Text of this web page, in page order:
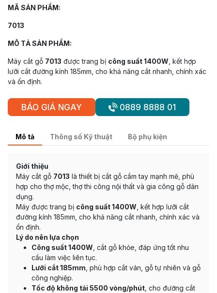
MÃ SẢN PHẨM:
7013
MÔ TẢ SẢN PHẨM:
Máy cắt gỗ 7013 được trang bị công suất 1400W , kết hợp
lưỡi cắt đường kính 185mm, cho khả năng cắt nhanh, chính xác
và ổn định.
BÁO GIÁ NGAY 0889 8888 01
Mô tả Thông số Kỹ thuật Bộ phụ kiện
Giới thiệu
Máy cắt gỗ 7013 là thiết bị cắt gỗ cầm tay mạnh mẽ, phù
hợp cho thợ mộc, thợ thi công nội thất và gia công gỗ dân
dụng.
Máy được trang bị công suất 1400W , kết hợp lưỡi cắt
đường kính 185mm, cho khả năng cắt nhanh, chính xác và
ổn định.
Lý do nên lựa chọn
Công suất 1400W , cắt gỗ khỏe, đáp ứng tốt nhu
cầu làm việc liên tục.
Lưỡi cắt 185mm , phù hợp cắt ván, gỗ tự nhiên và gỗ
công nghiệp.
Tốc độ không tải 5500 vòng/phút , cho đường cắt